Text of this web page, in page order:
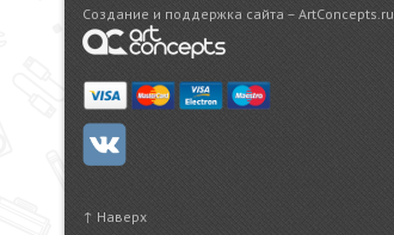
Создание и поддержка сайта – ArtConcepts.ru
↑ Наверх